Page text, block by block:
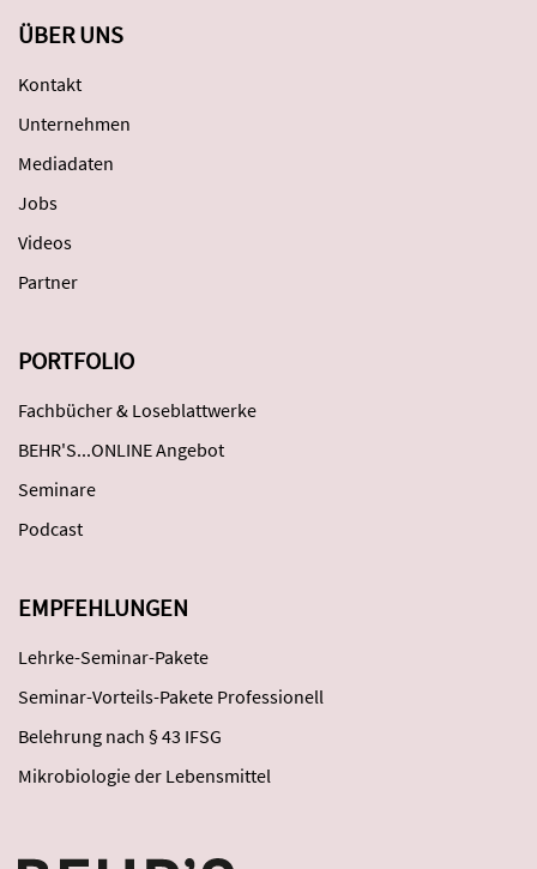
ÜBER UNS
Kontakt
Unternehmen
Mediadaten
Jobs
Videos
Partner
PORTFOLIO
Fachbücher & Loseblattwerke
BEHR'S...ONLINE Angebot
Seminare
Podcast
EMPFEHLUNGEN
Lehrke-Seminar-Pakete
Seminar-Vorteils-Pakete Professionell
Belehrung nach § 43 IFSG
Mikrobiologie der Lebensmittel